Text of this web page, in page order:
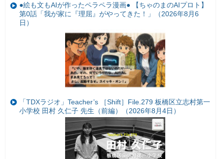
●絵も文もAIが作ったペラペラ漫画● 【ちゃのまのAIプロト】
第0話「我が家に『理屈』がやってきた！」（2026年8月6
日）
「TDXラジオ」Teacher’s ［Shift］File.279 板橋区立志村第一
小学校 田村 久仁子 先生（前編）（2026年8月4日）